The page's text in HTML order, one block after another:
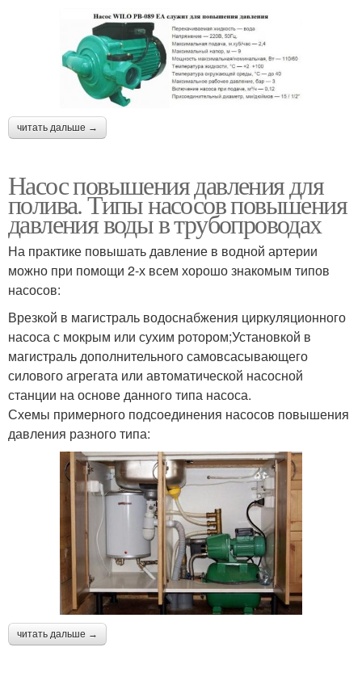
читать дальше →
Насос повышения давления для
полива. Типы насосов повышения
давления воды в трубопроводах
На практике повышать давление в водной артерии
можно при помощи 2-х всем хорошо знакомым типов
насосов:
Врезкой в магистраль водоснабжения циркуляционного
насоса с мокрым или сухим ротором;Установкой в
магистраль дополнительного самовсасывающего
силового агрегата или автоматической насосной
станции на основе данного типа насоса.
Схемы примерного подсоединения насосов повышения
давления разного типа:
читать дальше →